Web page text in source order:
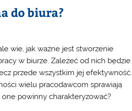
do biura?
wie, jak ważne jest stworzenie
w biurze. Zależeć od nich będzie
przede wszystkim jej efektywność.
wielu pracodawcom sprawiają
powinny charakteryzować?